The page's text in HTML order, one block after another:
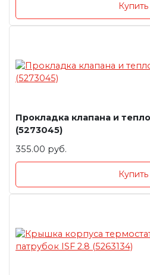
Купить
Прокладка клапана и
(5273045)
355.00 руб.
Купить